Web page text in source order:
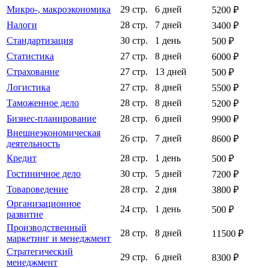
Микро-, макроэкономика
29 стр. 6 дней
5200 ₽
Налоги
28 стр. 7 дней
3400 ₽
Стандартизация
30 стр. 1 день
500 ₽
Статистика
27 стр. 8 дней
6000 ₽
Страхование
27 стр. 13 дней
500 ₽
Логистика
27 стр. 8 дней
5500 ₽
Таможенное дело
28 стр. 8 дней
5200 ₽
Бизнес-планирование
28 стр. 6 дней
9900 ₽
Внешнеэкономическая
деятельность
26 стр. 7 дней
8600 ₽
Кредит
28 стр. 1 день
500 ₽
Гостиничное дело
30 стр. 5 дней
7200 ₽
Товароведение
28 стр. 2 дня
3800 ₽
Организационное
развитие
24 стр. 1 день
500 ₽
Производственный
маркетинг и менеджмент
28 стр. 8 дней
11500 ₽
Стратегический
менеджмент
29 стр. 6 дней
8300 ₽